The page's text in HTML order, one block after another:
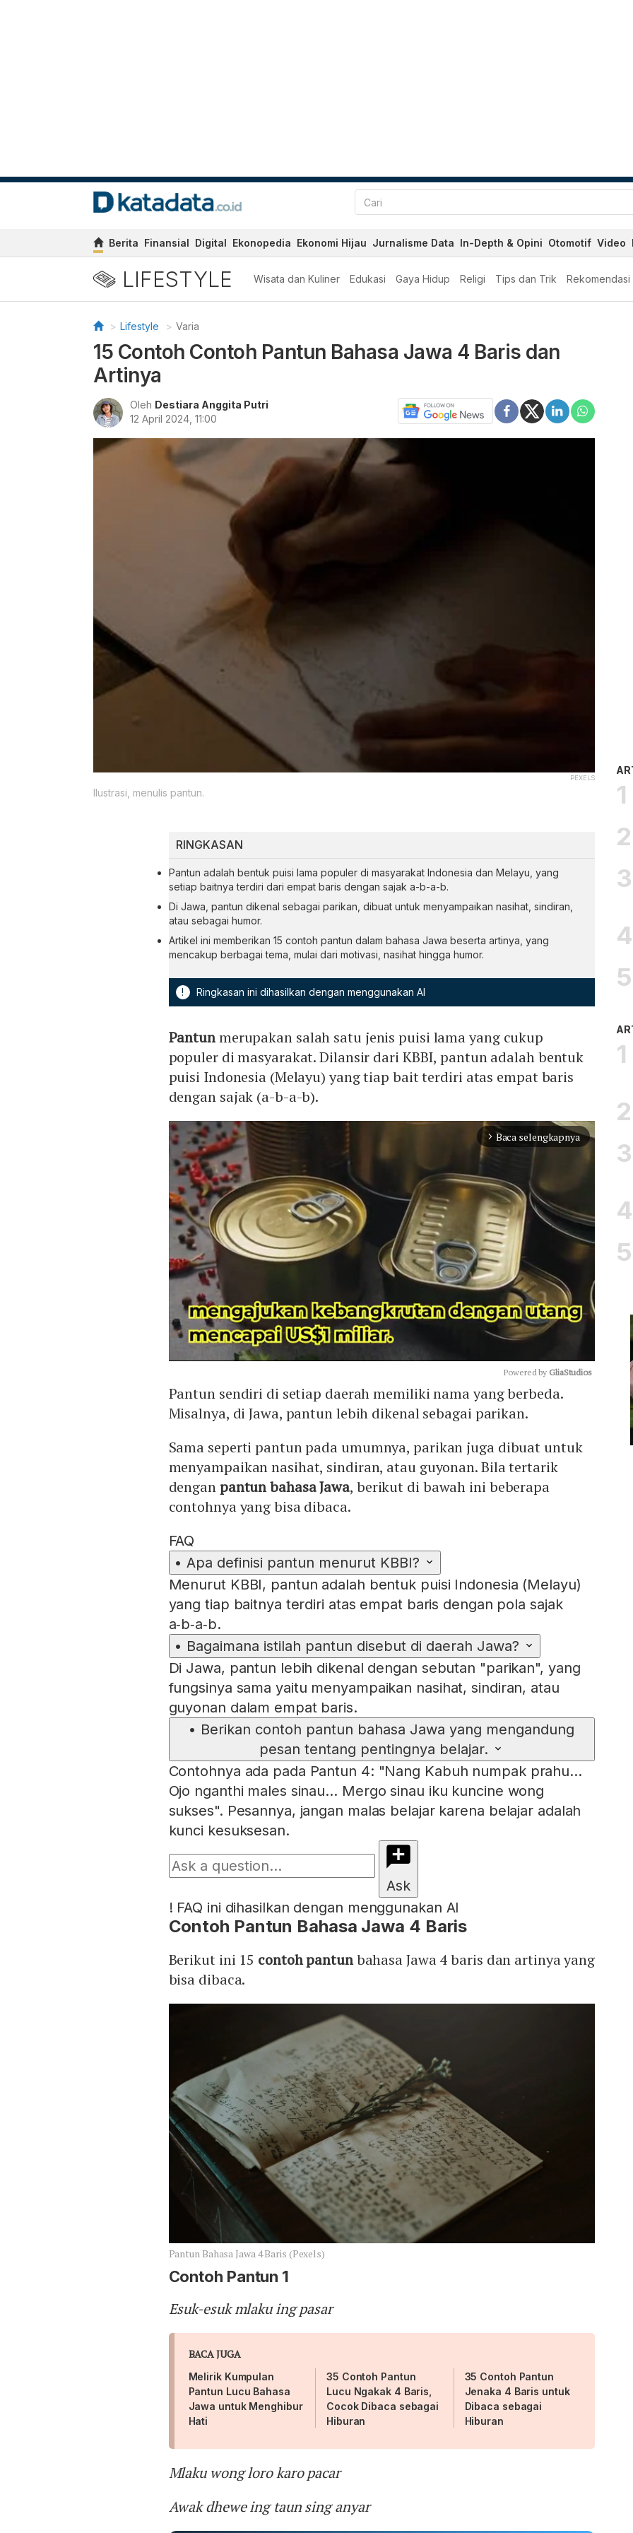
Berita Finansial Digital Ekonopedia Ekonomi Hijau Jurnalisme Data In-Depth & Opini Otomotif Video
LIFESTYLE Wisata dan Kuliner Edukasi Gaya Hidup Religi Tips dan Trik Rekomendasi
Lifestyle Varia
15 Contoh Contoh Pantun Bahasa Jawa 4 Baris dan
Artinya
Oleh Destiara Anggita Putri
12 April 2024, 11:00
PEXELS
Ilustrasi, menulis pantun.
RINGKASAN
Pantun adalah bentuk puisi lama populer di masyarakat Indonesia dan Melayu, yang
setiap baitnya terdiri dari empat baris dengan sajak a-b-a-b.
Di Jawa, pantun dikenal sebagai parikan, dibuat untuk menyampaikan nasihat, sindiran,
atau sebagai humor.
Artikel ini memberikan 15 contoh pantun dalam bahasa Jawa beserta artinya, yang
mencakup berbagai tema, mulai dari motivasi, nasihat hingga humor.
! Ringkasan ini dihasilkan dengan menggunakan AI
Pantunmerupakan salah satu jenis puisi lama yang cukup
populer di masyarakat. Dilansir dari KBBI, pantun adalah bentuk
puisi Indonesia (Melayu) yang tiap bait terdiri atas empat baris
dengan sajak (a-b-a-b).
arrow_forward_ios Baca selengkapnya
Mute
Powered by GliaStudios
Pantun sendiri di setiap daerah memiliki nama yang berbeda.
Misalnya, di Jawa, pantun lebih dikenal sebagai parikan.
Sama seperti pantun pada umumnya, parikan juga dibuat untuk
menyampaikan nasihat, sindiran, atau guyonan. Bila tertarik
denganpantun bahasa Jawa, berikut di bawah ini beberapa
contohnya yang bisa dibaca.
FAQ
• Apa definisi pantun menurut KBBI?
Menurut KBBI, pantun adalah bentuk puisi Indonesia (Melayu)
yang tiap baitnya terdiri atas empat baris dengan pola sajak
a‑b‑a‑b.
• Bagaimana istilah pantun disebut di daerah Jawa?
Di Jawa, pantun lebih dikenal dengan sebutan "parikan", yang
fungsinya sama yaitu menyampaikan nasihat, sindiran, atau
guyonan dalam empat baris.
• Berikan contoh pantun bahasa Jawa yang mengandung
pesan tentang pentingnya belajar.
Contohnya ada pada Pantun 4: "Nang Kabuh numpak prahu…
Ojo nganthi males sinau… Mergo sinau iku kuncine wong
sukses". Pesannya, jangan malas belajar karena belajar adalah
kunci kesuksesan.
Ask
! FAQ ini dihasilkan dengan menggunakan AI
Contoh Pantun Bahasa Jawa 4 Baris
Berikut ini 15 contoh pantunbahasa Jawa 4 baris dan artinya yang
bisa dibaca.
Pantun Bahasa Jawa 4 Baris (Pexels)
Contoh Pantun 1
Esuk-esuk mlaku ing pasar
BACA JUGA
Melirik Kumpulan
Pantun Lucu Bahasa
Jawa untuk Menghibur
Hati
35 Contoh Pantun
Lucu Ngakak 4 Baris,
Cocok Dibaca sebagai
Hiburan
35 Contoh Pantun
Jenaka 4 Baris untuk
Dibaca sebagai
Hiburan
Mlaku wong loro karo pacar
Awak dhewe ing taun sing anyar